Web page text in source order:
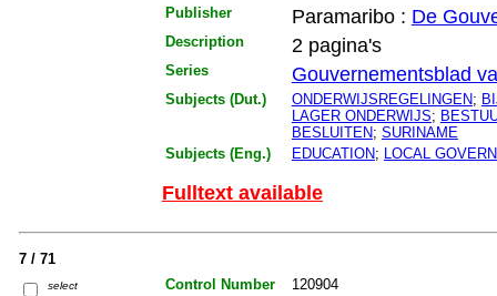
Publisher Paramaribo : De
Description 2 pagina's
Series Gouvernementsblad
Subjects (Dut.) ONDERWIJSREGELINGEN;
LAGER ONDERWIJS;
BESLUITEN; SURINAME
Subjects (Eng.)
EDUCATION; LOCAL
Fulltext available
7 / 71
select Control Number
120904